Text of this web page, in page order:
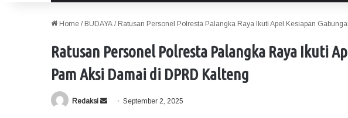
Home / BUDAYA / Ratusan Personel Polresta Palangka Raya Ikuti Apel Kesiapan
Ratusan Personel Polresta Palangka Raya Ikuti
Pam Aksi Damai di DPRD Kalteng
Redaksi September 2, 2025